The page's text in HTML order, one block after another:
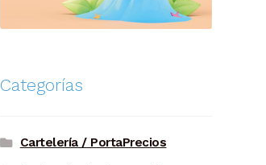
Categorías
Cartelería / PortaPrecios